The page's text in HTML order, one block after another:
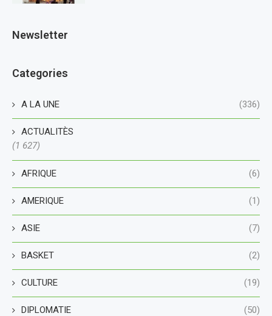
Newsletter
Categories
A LA UNE (336)
ACTUALITÈS
(1 627)
AFRIQUE (6)
AMERIQUE (1)
ASIE (7)
BASKET (2)
CULTURE (19)
DIPLOMATIE (50)